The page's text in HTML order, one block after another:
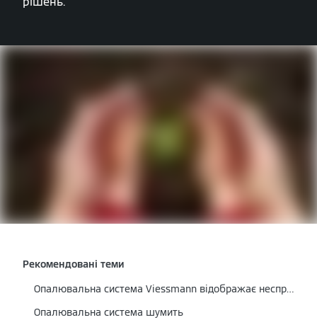
Рекомендовані теми
Опалювальна система Viessmann відображає несправність
Опалювальна система шумить